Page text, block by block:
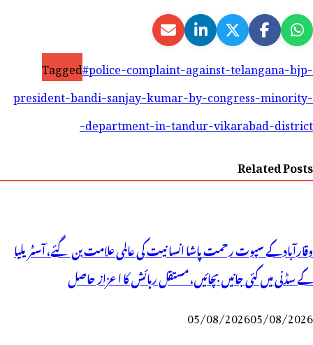
Tagged#police-complaint-against-telangana-bjp-
president-bandi-sanjay-kumar-by-congress-minority-
department-in-tandur-vikarabad-district-
Related Posts
وقارآباد کے سپوت رحمت پاشا انسانیت کی عالمی علامت بن گئے، آسٹریلیا
کے سڈنی میں کئی جانیں بچائیں، مستقل رہائش کا اعزاز حاصل
05/08/202605/08/2026